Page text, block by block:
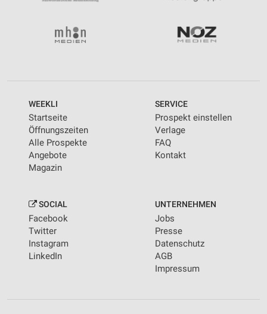
WEEKLI
Startseite
Öffnungszeiten
Alle Prospekte
Angebote
Magazin
SERVICE
Prospekt einstellen
Verlage
FAQ
Kontakt
SOCIAL
Facebook
Twitter
Instagram
LinkedIn
UNTERNEHMEN
Jobs
Presse
Datenschutz
AGB
Impressum